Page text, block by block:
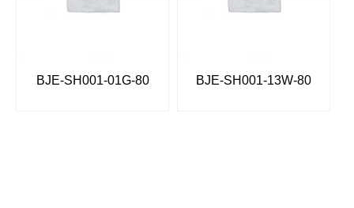
BJE-SH001-01G-80 BJE-SH001-13W-80